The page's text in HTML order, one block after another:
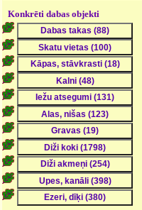
Konkrēti dabas objekti